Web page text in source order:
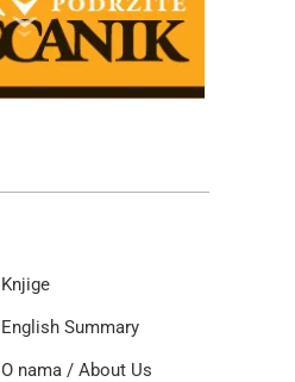
Knjige
English Summary
O nama / About Us